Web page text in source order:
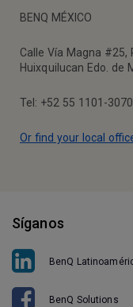
BENQ MÉXICO
Calle Vía Magna #25,
Huixquilucan Edo. de
Tel: +52 55 1101-3070
Or find your local
Síganos
BenQ
BenQ Solutions